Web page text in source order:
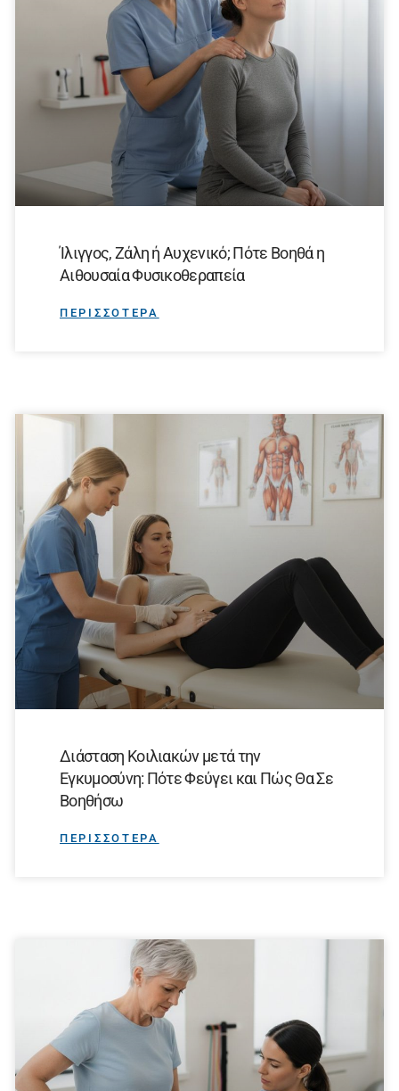
Ίλιγγος, Ζάλη ή Αυχενικό; Πότε Βοηθά η
Αιθουσαία Φυσικοθεραπεία
ΠΕΡΙΣΣΟΤΕΡΑ
Διάσταση Κοιλιακών μετά την
Εγκυμοσύνη: Πότε Φεύγει και Πώς Θα Σε
Βοηθήσω
ΠΕΡΙΣΣΟΤΕΡΑ